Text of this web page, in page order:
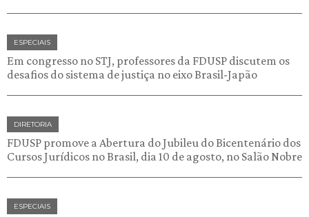
ESPECIAIS
Em congresso no STJ, professores da FDUSP discutem os
desafios do sistema de justiça no eixo Brasil-Japão
DIRETORIA
FDUSP promove a Abertura do Jubileu do Bicentenário dos
Cursos Jurídicos no Brasil, dia 10 de agosto, no Salão Nobre
ESPECIAIS